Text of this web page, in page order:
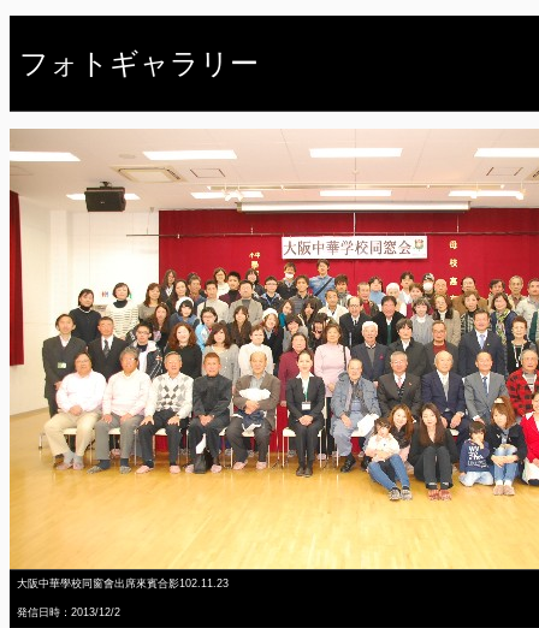
フォトギャラリー
大阪中華學校同窗會出席來賓合影102.11.23
発信日時：2013/12/2